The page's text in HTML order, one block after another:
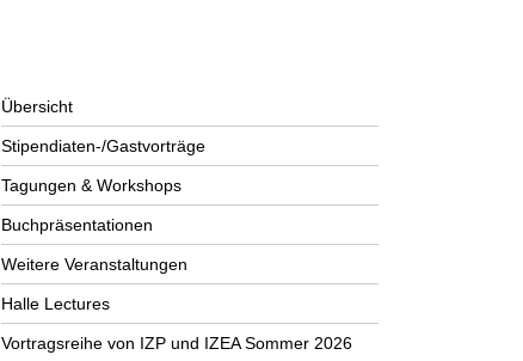
Übersicht
Stipendiaten-/Gastvorträge
Tagungen & Workshops
Buchpräsentationen
Weitere Veranstaltungen
Halle Lectures
Vortragsreihe von IZP und IZEA Sommer 2026